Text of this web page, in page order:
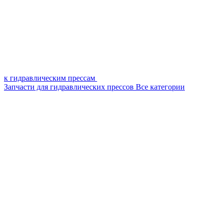
к гидравлическим прессам
Запчасти для гидравлических прессов Все категории